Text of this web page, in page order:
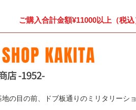
ご購入合計金額¥11000以上（税
の目の前、ドブ板通りのミリタリーシ